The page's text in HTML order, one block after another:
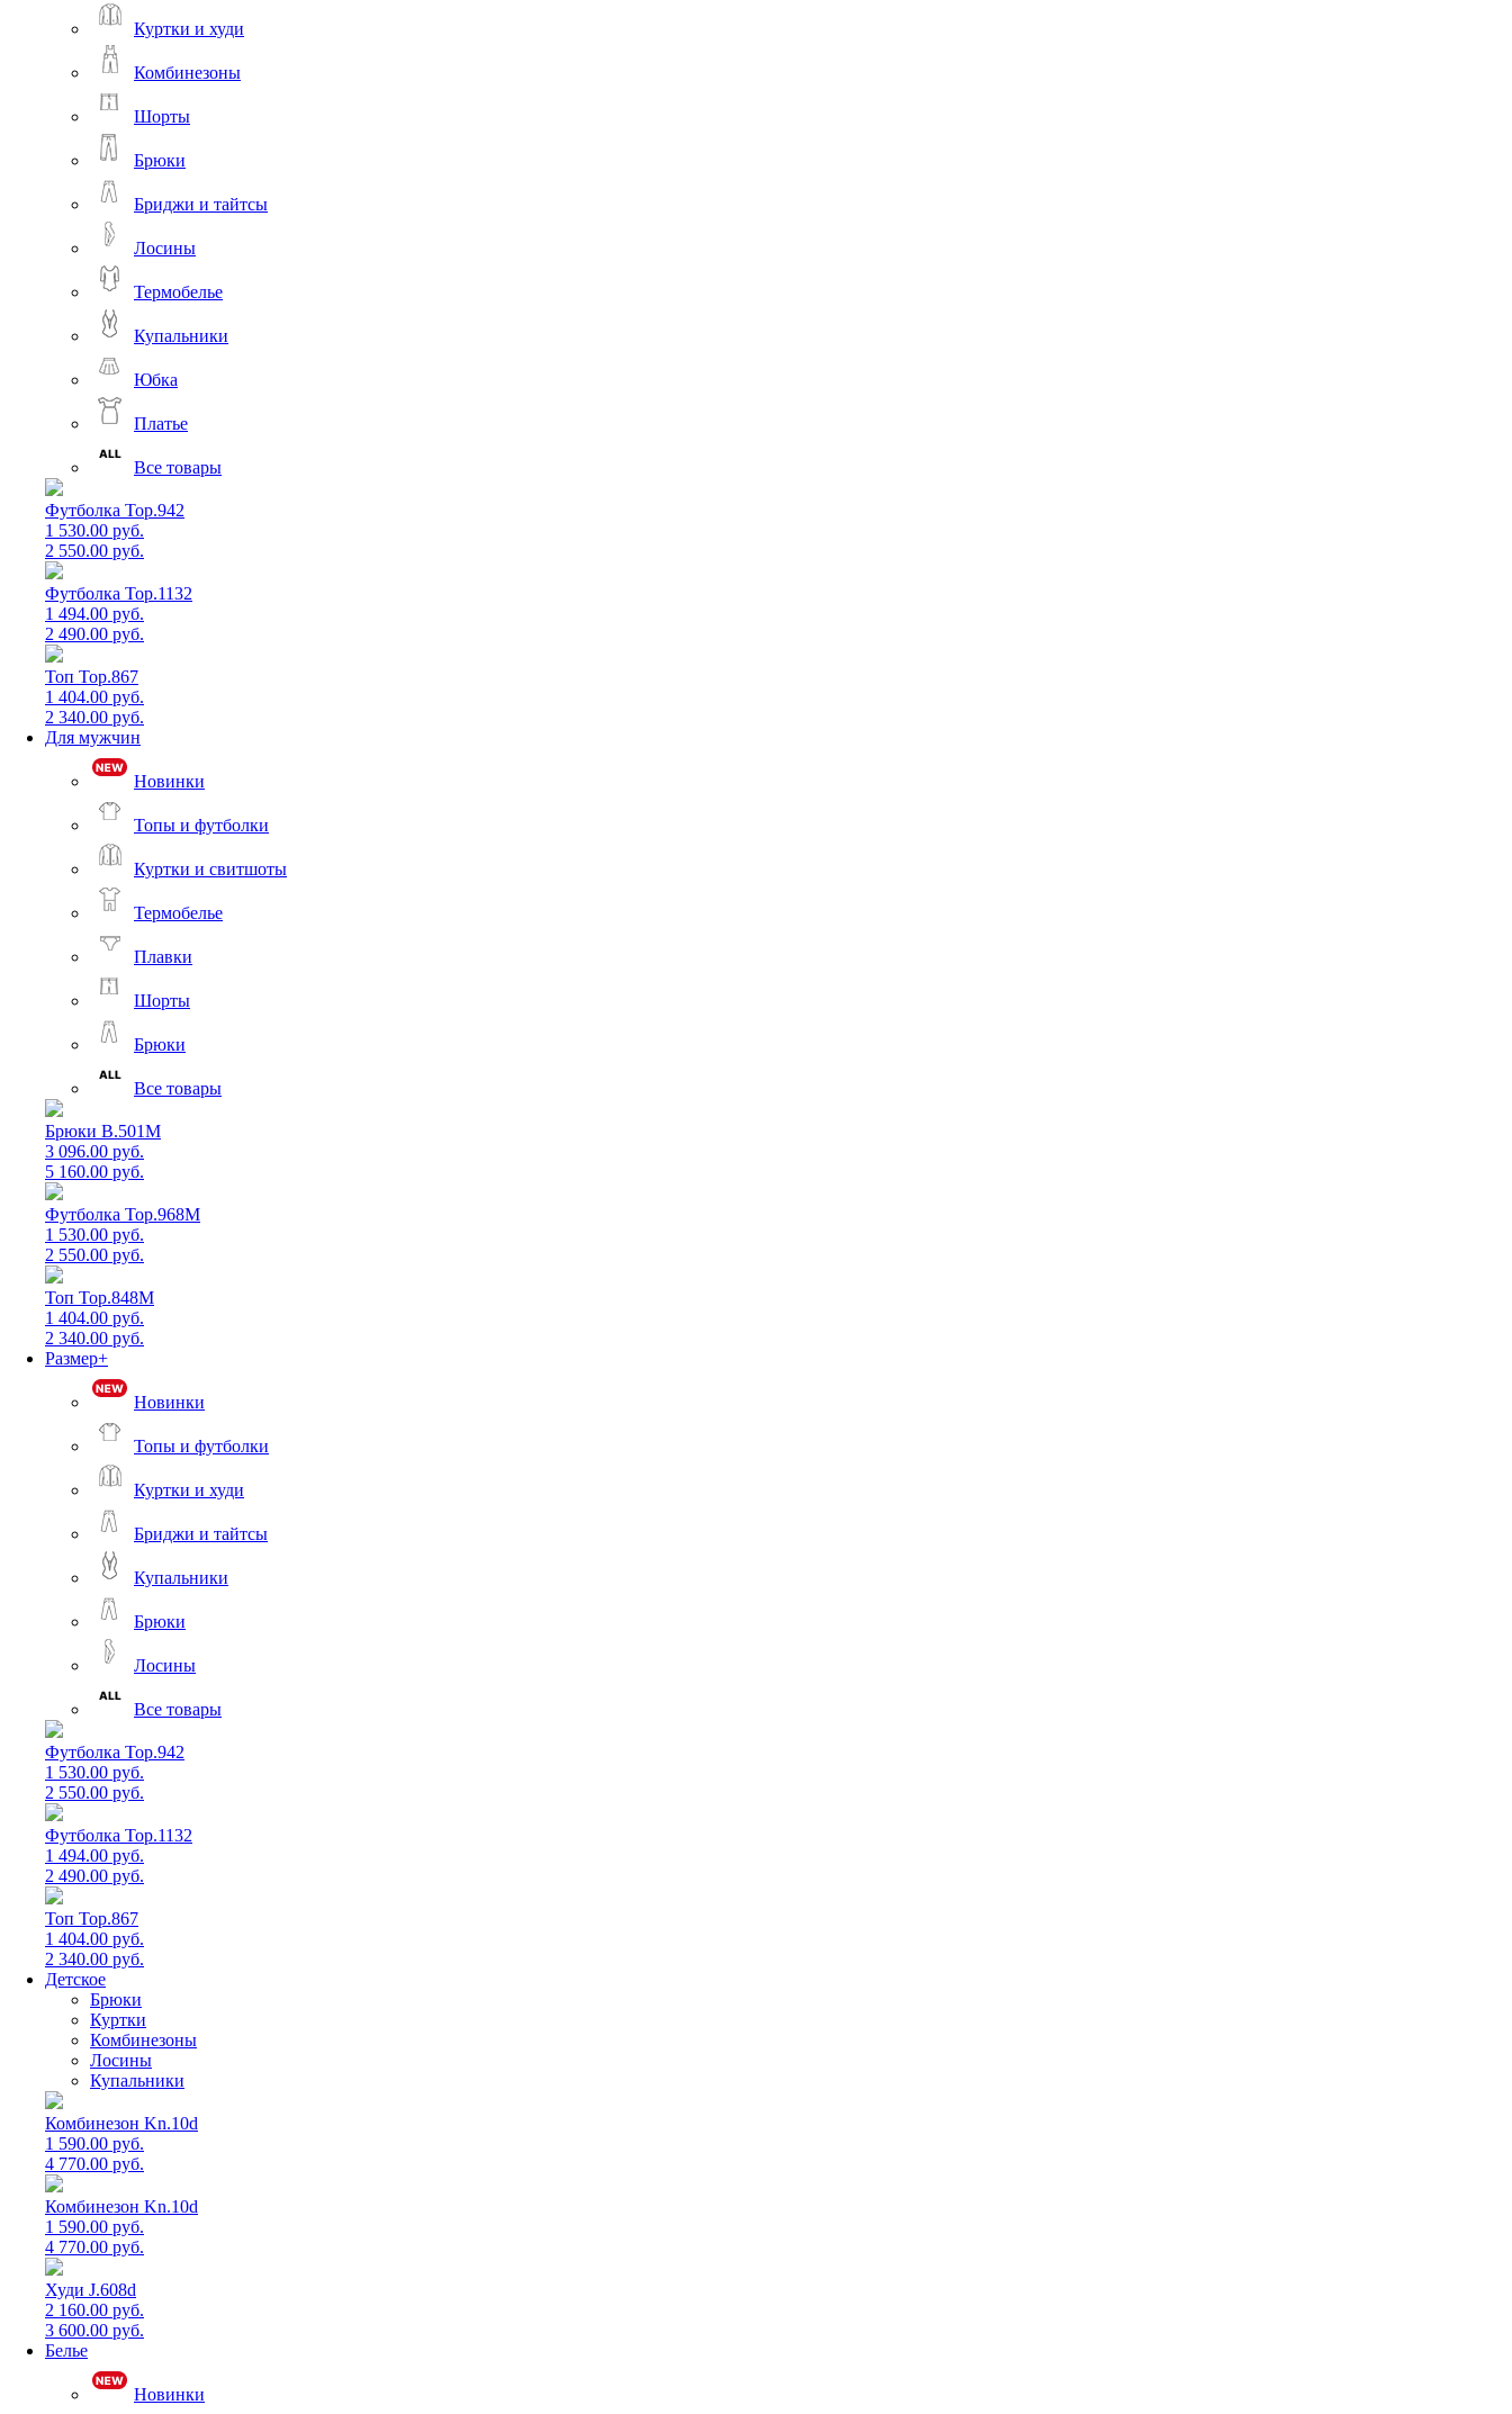
Куртки и худи
Комбинезоны
Шорты
Брюки
Бриджи и тайтсы
Лосины
Термобелье
Купальники
Юбка
Платье
Все товары
Футболка Top.942
1 530.00 руб.
2 550.00 руб.
Футболка Top.1132
1 494.00 руб.
2 490.00 руб.
Топ Top.867
1 404.00 руб.
2 340.00 руб.
Для мужчин
Новинки
Топы и футболки
Куртки и свитшоты
Термобелье
Плавки
Шорты
Брюки
Все товары
Брюки B.501M
3 096.00 руб.
5 160.00 руб.
Футболка Top.968M
1 530.00 руб.
2 550.00 руб.
Топ Top.848M
1 404.00 руб.
2 340.00 руб.
Размер+
Новинки
Топы и футболки
Куртки и худи
Бриджи и тайтсы
Купальники
Брюки
Лосины
Все товары
Футболка Top.942
1 530.00 руб.
2 550.00 руб.
Футболка Top.1132
1 494.00 руб.
2 490.00 руб.
Топ Top.867
1 404.00 руб.
2 340.00 руб.
Детское
Брюки
Куртки
Комбинезоны
Лосины
Купальники
Комбинезон Kn.10d
1 590.00 руб.
4 770.00 руб.
Комбинезон Kn.10d
1 590.00 руб.
4 770.00 руб.
Худи J.608d
2 160.00 руб.
3 600.00 руб.
Белье
Новинки